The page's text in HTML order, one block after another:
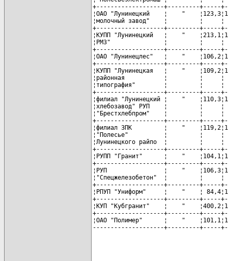
+-------------------+---------+-----
¦ОАО "Лунинецкий    ¦    "
¦молочный завод"    ¦
+-------------------+---------+-----
¦КУПП "Лунинецкий   ¦    "
¦РМЗ"               ¦         ¦
+-------------------+---------+-----
¦ОАО "Лунинецлес"   ¦    "
+-------------------+---------+-----
¦КУПП "Лунинецкая   ¦    "
¦районная           ¦         ¦
¦типография"        ¦         ¦
+-------------------+---------+-----
¦филиал "Лунинецкий ¦    "
¦хлебозавод" РУП    ¦
¦"Брестхлебпром"    ¦
+-------------------+---------+-----
¦филиал ЗПК         ¦    "
¦"Полесье"          ¦         ¦
¦Лунинецкого райпо  ¦
+-------------------+---------+-----
¦РУПП "Гранит"      ¦    "
+-------------------+---------+-----
¦РУП                ¦    "
¦"Спецжелезобетон"  ¦
+-------------------+---------+-----
¦РПУП "Униформ"     ¦    "    ¦
+-------------------+---------+-----
¦КУП "Кубгранит"    ¦    "
+-------------------+---------+-----
¦ОАО "Полимер"      ¦    "
--------------------+---------+-----